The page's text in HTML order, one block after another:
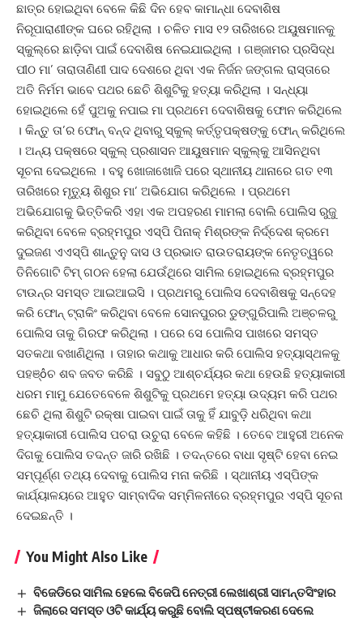
ଛାତ୍ର ହୋଇଥିବା ବେଳେ କିଛି ଦିନ ହେବ କାମାନ୍ଧା ଦେବାଶିଷ
ନିରୂପାରାଣୀଙ୍କ ଘରେ ରହିଥିଲା । ଚଳିତ ମାସ ୧୨ ତାରିଖରେ ଅୟୁଷମାନକୁ
ସ୍କୁଲ୍ରେ ଛାଡ଼ିବା ପାଇଁ ଦେବାଶିଷ ନେଇଯାଇଥିଲା । ଗଞ୍ଜାମର ପ୍ରସିଦ୍ଧ
ପୀଠ ମା’ ତାରାତାଣିଣୀ ପାଦ ଦେଶରେ ଥିବା ଏକ ନିର୍ଜନ ଜଙ୍ଗଲ ରାସ୍ତାରେ
ଅତି ନିର୍ମମ ଭାବେ ପଥର ଛେଚି ଶିଶୁଟିକୁ ହତ୍ୟା କରିଥିଲା । ସନ୍ଧ୍ୟା
ହୋଇଥିଲେ ହେଁ ପୁଅକୁ ନପାଇ ମା ପ୍ରଥମେ ଦେବାଶିଷକୁ ଫୋନ କରିଥିଲେ
। କିନ୍ତୁ ତା’ର ଫୋନ୍ ବନ୍ଦ ଥିବାରୁ ସ୍କୁଲ୍ କର୍ତ୍ତୃପକ୍ଷଙ୍କୁ ଫୋନ୍ କରିଥିଲେ
। ଅନ୍ୟ ପକ୍ଷରେ ସ୍କୁଲ୍ ପ୍ରଶାସନ ଆୟୁଷମାନ ସ୍କୁଲ୍କୁ ଆସିନଥିବା
ସୂଚନା ଦେଇଥିଲେ । ବହୁ ଖୋଜାଖୋଜି ପରେ ସ୍ଥାନୀୟ ଥାନାରେ ଗତ ୧୩
ତାରିଖରେ ମୃତ୍ୟୁ ଶିଶୁର ମା’ ଅଭିଯୋଗ କରିଥିଲେ । ପ୍ରଥମେ
ଅଭିଯୋଗକୁ ଭିତ୍ତିକରି ଏହା ଏକ ଅପହରଣ ମାମଲା ବୋଲି ପୋଲିସ ରୁଜୁ
କରିଥିବା ବେଳେ ବ୍ରହ୍ମପୁର ଏସ୍ପି ପିନାକ୍ ମିଶ୍ରଙ୍କ ନିର୍ଦ୍ଦେଶ କ୍ରମେ
ଦୁଇଜଣ ଏଏସ୍ପି ଶାନ୍ତୁନୁ ଦାସ ଓ ପ୍ରଭାତ ରାଉତରାୟଙ୍କ ନେତୃତ୍ୱରେ
ତିନିଗୋଟି ଟିମ୍ ଗଠନ ହେଲା ଯେଉଁଥିରେ ସାମିଲ ହୋଇଥିଲେ ବ୍ରହ୍ମପୁର
ଟାଉନ୍ର ସମସ୍ତ ଆଇଆଇସି । ପ୍ରଥମରୁ ପୋଲିସ ଦେବାଶିଷକୁ ସନ୍ଦେହ
କରି ଫୋନ୍ ଟ୍ରାକିଂ କରିଥିବା ବେଳେ ସୋନପୁରର ଡୁଙ୍ଗୁରିପାଲି ଅଞ୍ଚଳରୁ
ପୋଲିସ ତାକୁ ଗିରଫ କରିଥିଲା । ପରେ ସେ ପୋଲିସ ପାଖରେ ସମସ୍ତ
ସତକଥା ବଖାଣିଥିଲା । ତାହାର କଥାକୁ ଆଧାର କରି ପୋଲିସ ହତ୍ୟାସ୍ଥଳକୁ
ପହଞ୍ôଚ ଶବ ଜବତ କରିଛି । ସବୁଠୁ ଆଶ୍ଚର୍ଯ୍ୟର କଥା ହେଉଛି ହତ୍ୟାକାରୀ
ଧରମ ମାମୁ ଯେତେବେଳେ ଶିଶୁଟିକୁ ପ୍ରଥମେ ହତ୍ୟା ଉଦ୍ୟମ କରି ପଥର
ଛେଚି ଥିଲା ଶିଶୁଟି ରକ୍ଷା ପାଇବା ପାଇଁ ତାକୁ ହିଁ ଯାବୁଡ଼ି ଧରିଥିବା କଥା
ହତ୍ୟାକାରୀ ପୋଲିସ ପଚରା ଉଚୁରା ବେଳେ କହିଛି । ତେବେ ଆହୁରୀ ଅନେକ
ଦିଗକୁ ପୋଲିସ ତଦନ୍ତ ଜାରି ରଖିଛି । ତଦନ୍ତରେ ବାଧା ସୃଷ୍ଟି ହେବା ନେଇ
ସମ୍ପୂର୍ଣ୍ଣ ତଥ୍ୟ ଦେବାକୁ ପୋଲିସ ମନା କରିଛି । ସ୍ଥାନୀୟ ଏସ୍ପିଙ୍କ
କାର୍ଯ୍ୟାଳୟରେ ଆହୁତ ସାମ୍ବାଦିକ ସମ୍ମିଳନୀରେ ବ୍ରହ୍ମପୁର ଏସ୍ପି ସୂଚନା
ଦେଇଛନ୍ତି ।
You Might Also Like
ବିଜେଡିରେ ସାମିଲ ହେଲେ ବିଜେପି ନେତ୍ରୀ ଲେଖାଶ୍ରୀ ସାମନ୍ତସିଂହାର
ଜିଲାରେ ସମସ୍ତ ଓଟି କାର୍ଯ୍ୟ କରୁଛି ବୋଲି ସ୍ପଷ୍ଟୀକରଣ ଦେଲେ